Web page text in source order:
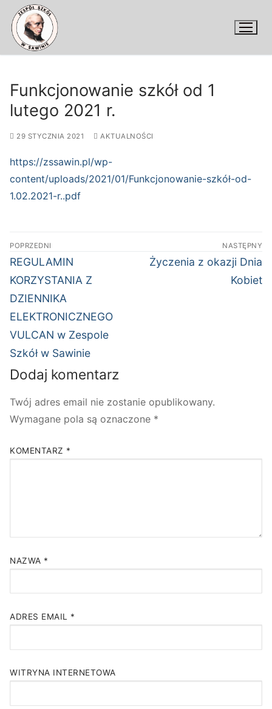
Przejdź
treści
Funkcjonowanie szkół od 1
lutego 2021 r.
29 STYCZNIA 2021 AKTUALNOŚCI
https://zssawin.pl/wp-
content/uploads/2021/01/Funkcjonowanie-szkół-od-
1.02.2021-r..pdf
Nawigacja
wpisu
POPRZEDNI
Poprzedni
wpis:
REGULAMIN
KORZYSTANIA Z
DZIENNIKA
ELEKTRONICZNEGO
VULCAN w Zespole
Szkół w Sawinie
NASTĘPNY
Następny
Życzenia z okazji Dnia
Kobiet
Dodaj komentarz
Twój adres email nie zostanie opublikowany.
Wymagane pola są oznaczone *
KOMENTARZ *
NAZWA *
ADRES EMAIL *
WITRYNA INTERNETOWA